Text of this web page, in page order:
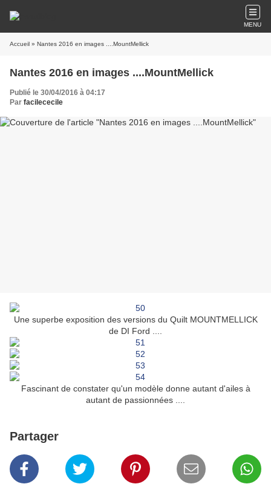
MENU
Accueil » Nantes 2016 en images ....MountMellick
Nantes 2016 en images ....MountMellick
Publié le 30/04/2016 à 04:17
Par facilececile
Une superbe exposition des versions du Quilt MOUNTMELLICK
de DI Ford ....
Fascinant de constater qu'un modèle donne autant d'ailes à
autant de passionnées ....
Partager